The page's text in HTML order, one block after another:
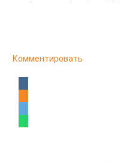
Комментировать